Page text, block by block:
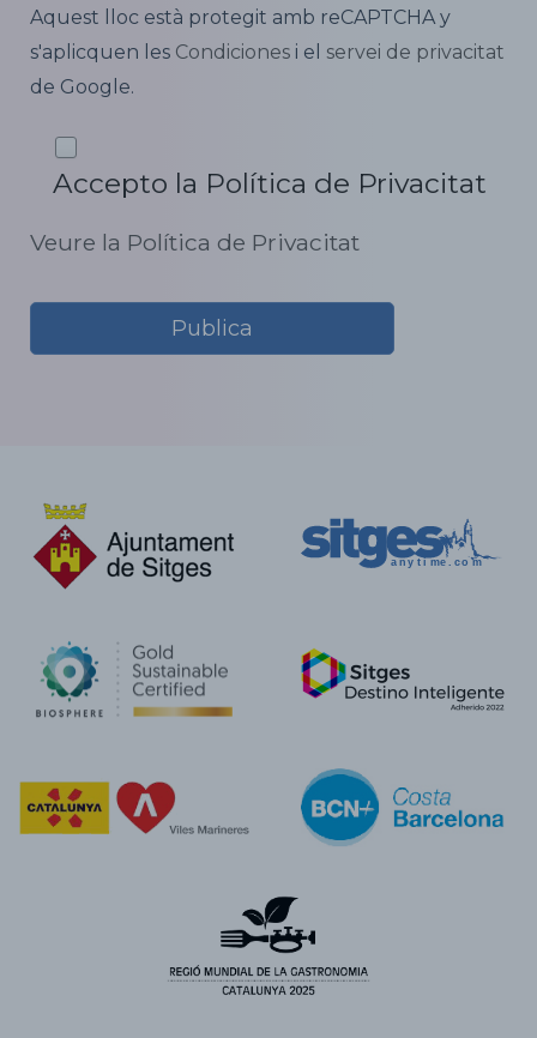
Aquest lloc està protegit amb reCAPTCHA y
s'aplicquen les Condiciones i el servei de privacitat
de Google.
Accepto la Política de Privacitat
Veure la Política de Privacitat